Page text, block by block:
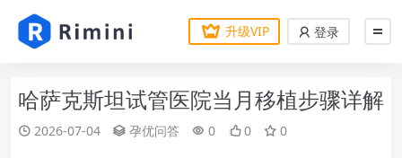
升级VIP 登录
哈萨克斯坦试管医院当月移植步骤详解
2026-07-04 孕优问答 0 0 0